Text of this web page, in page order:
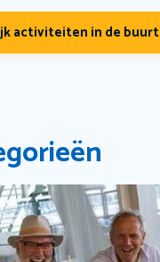
activiteiten in de buurt